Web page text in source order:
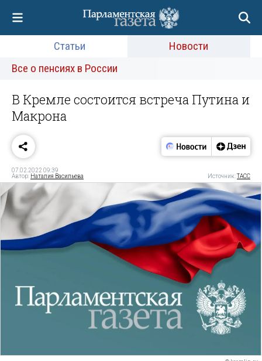
Статьи
Новости
Все о пенсиях в России
В Кремле состоится встреча Путина и
Макрона
07.02.2022 09:39
Автор: Наталия Васильева Источник:ТАСС